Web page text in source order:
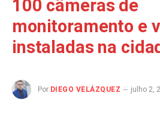
100 câmeras de
monitoramento e
instaladas na
Por DIEGO VELÁZQUEZ julho 2,